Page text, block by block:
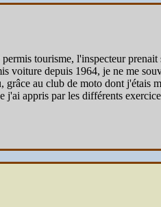
tourisme, l'inspecteur
depuis 1964, je ne me
au club de moto dont j'étais
appris par les différents